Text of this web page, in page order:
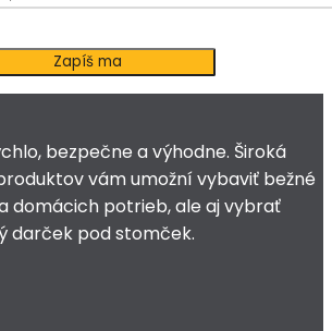
bezpečne a výhodne. Široká
vám umožní vybaviť bežné
domácich potrieb, ale aj vybrať
darček pod stomček.